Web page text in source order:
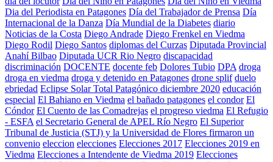
Dia del Periodista en Patagones Día del Trabajador de Prensa Día
Internacional de la Danza Día Mundial de la Diabetes diario
Noticias de la Costa Diego Andrade Diego Frenkel en Viedma
Diego Rodil Diego Santos diplomas del Curzas Diputada Provincial
Anahí Bilbao Diputada UCR Rio Negro discapacidad
discriminación DOCENTE docente feb Dolores Tubio DPA droga
droga en viedma droga y detenido en Patagones drone splif duelo
ebriedad Eclipse Solar Total Patagónico diciembre 2020 educación
especial El Bahiano en Viedma el bañado patagones el condor El
Cóndor El Cuento de las Comadrejas el progreso viedma El Refugio
- ESFA el Secretario General de APEL Río Negro El Superior
Tribunal de Justicia (STJ) y la Universidad de Flores firmaron un
convenio eleccion elecciones Elecciones 2017 Elecciones 2019 en
Viedma Elecciones a Intendente de Viedma 2019 Elecciones